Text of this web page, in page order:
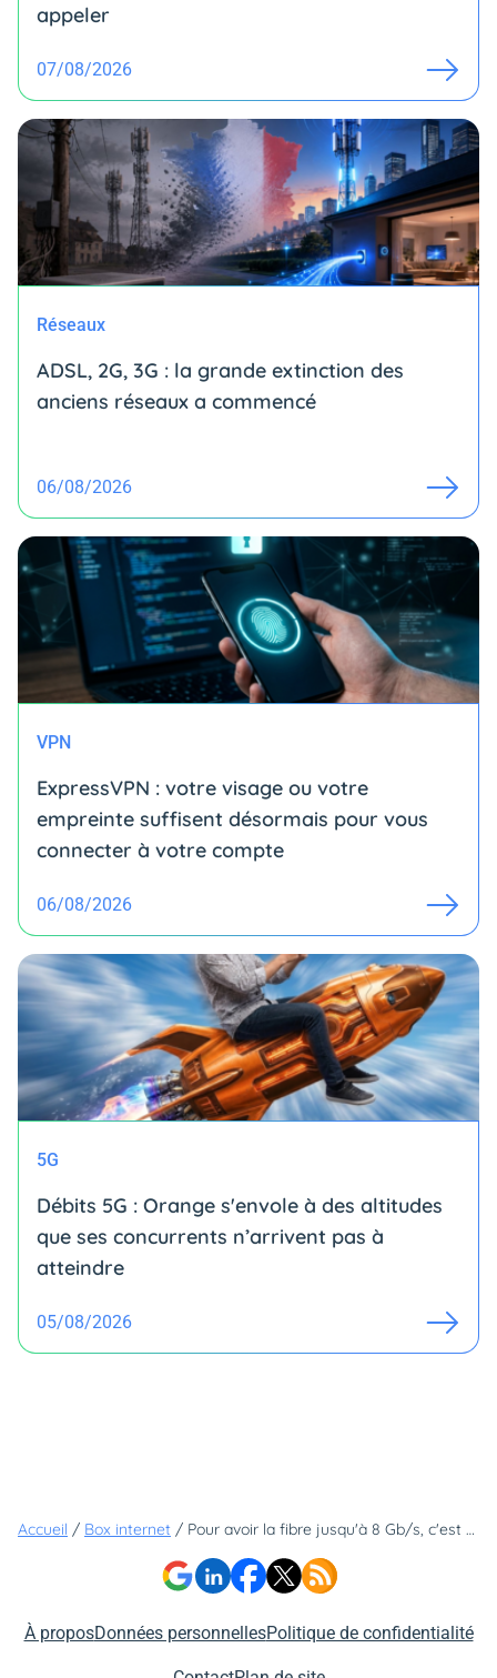
appeler
07/08/2026
Réseaux
ADSL, 2G, 3G : la grande extinction des
anciens réseaux a commencé
06/08/2026
VPN
ExpressVPN : votre visage ou votre
empreinte suffisent désormais pour vous
connecter à votre compte
06/08/2026
5G
Débits 5G : Orange s'envole à des altitudes
que ses concurrents n’arrivent pas à
atteindre
05/08/2026
Accueil / Box internet / Pour avoir la fibre jusqu'à 8 Gb/s, c'est cet opérateur qui est le moins cher
À proposDonnées personnellesPolitique de confidentialité